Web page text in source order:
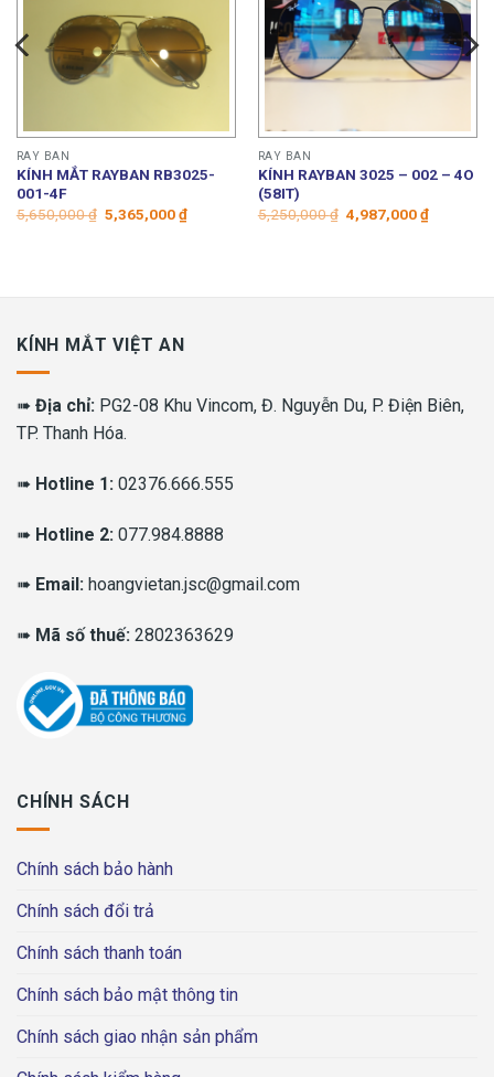
RAY BAN
KÍNH MẮT RAYBAN RB3025-
001-4F
5,650,000₫ Giá
gốc
5,365,000₫Giá
hiện
RAY BAN
KÍNH RAYBAN 3025 – 002 – 4O
(58IT)
5,250,000₫ Giá
gốc
4,987,000₫Giá
hiện
KÍNH MẮT VIỆT AN
➠ Địa chỉ: PG2-08 Khu Vincom, Đ. Nguyễn Du, P. Điện Biên,
TP. Thanh Hóa.
➠ Hotline 1: 02376.666.555
➠ Hotline 2: 077.984.8888
➠ Email: hoangvietan.jsc@gmail.com
➠ Mã số thuế: 2802363629
CHÍNH SÁCH
Chính sách bảo hành
Chính sách đổi trả
Chính sách thanh toán
Chính sách bảo mật thông tin
Chính sách giao nhận sản phẩm